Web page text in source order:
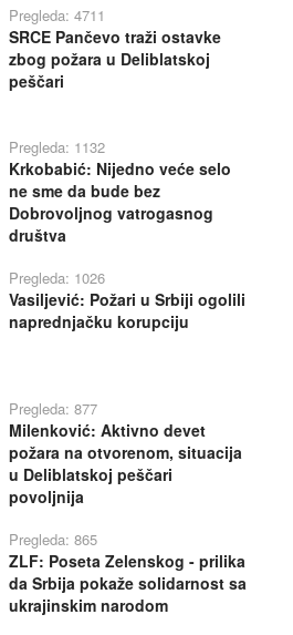
Pregleda: 4711
SRCE Pančevo traži ostavke
zbog požara u Deliblatskoj
peščari
Pregleda: 1132
Krkobabić: Nijedno veće selo
ne sme da bude bez
Dobrovoljnog vatrogasnog
društva
Pregleda: 1026
Vasiljević: Požari u Srbiji ogolili
naprednjačku korupciju
Pregleda: 877
Milenković: Aktivno devet
požara na otvorenom, situacija
u Deliblatskoj peščari
povoljnija
Pregleda: 865
ZLF: Poseta Zelenskog - prilika
da Srbija pokaže solidarnost sa
ukrajinskim narodom